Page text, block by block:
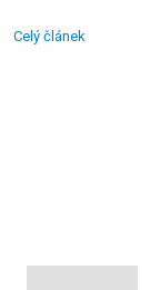
Celý článek